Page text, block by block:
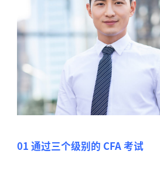
01 通过三个级别的 CFA 考试